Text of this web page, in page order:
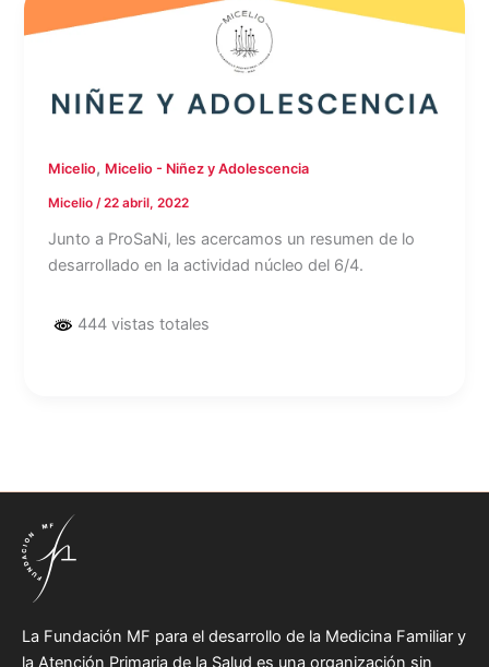
Micelio, Micelio - Niñez y Adolescencia
Micelio/22 abril, 2022
Junto a ProSaNi, les acercamos un resumen de lo
desarrollado en la actividad núcleo del 6/4.
444 vistas totales
La Fundación MF para el desarrollo de la Medicina Familiar y
la Atención Primaria de la Salud es una organización sin